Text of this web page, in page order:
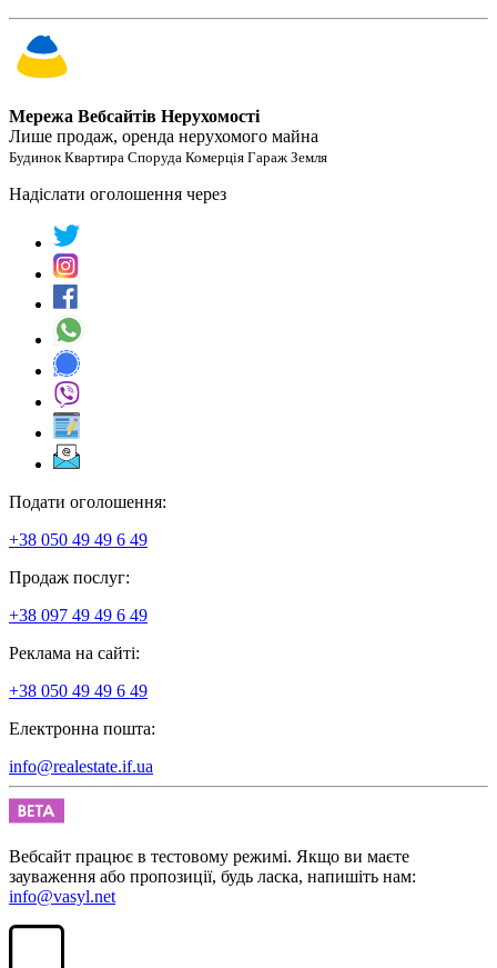
Мережа Вебсайтів Нерухомості
Лише продаж, оренда нерухомого майна
Будинок Квартира Споруда Комерція Гараж Земля
Надіслати оголошення через
Подати оголошення:
+38 050 49 49 6 49
Продаж послуг:
+38 097 49 49 6 49
Реклама на сайті:
+38 050 49 49 6 49
Електронна пошта:
info@realestate.if.ua
Вебсайт працює в тестовому режимі. Якщо ви маєте
зауваження або пропозиції, будь ласка, напишіть нам:
info@vasyl.net